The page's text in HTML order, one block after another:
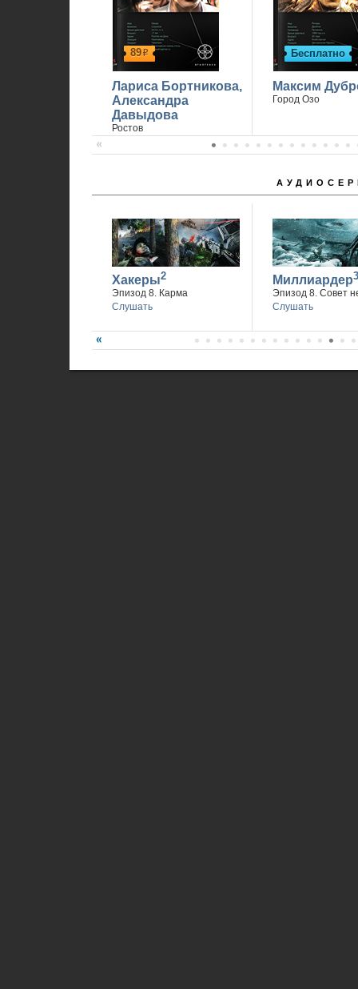
89р
Лариса Бортникова,
Александра
Давыдова
Ростов
Бесплатно
Максим
Город Озо
Хакеры2
Эпизод 8. Карма
Слушать
Миллиардер3
Эпизод 8. Совет
Слушать